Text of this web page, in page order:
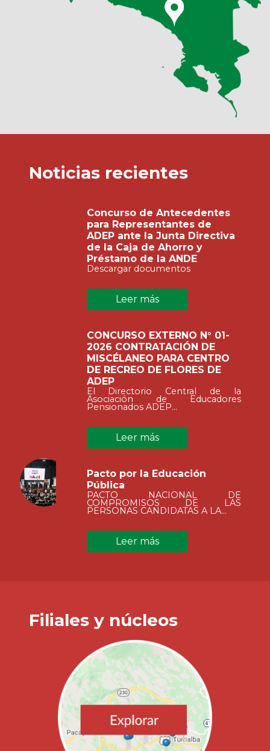
Noticias recientes
Concurso de Antecedentes
para Representantes de
ADEP ante la Junta Directiva
de la Caja de Ahorro y
Préstamo de la ANDE
Descargar documentos
Leer más
CONCURSO EXTERNO N° 01-
2026 CONTRATACIÓN DE
MISCÉLANEO PARA CENTRO
DE RECREO DE FLORES DE
ADEP
El Directorio Central de la
Asociación de Educadores
Pensionados ADEP...
Leer más
Pacto por la Educación
Pública
PACTO NACIONAL DE
COMPROMISOS DE LAS
PERSONAS CANDIDATAS A LA...
Leer más
Filiales y núcleos